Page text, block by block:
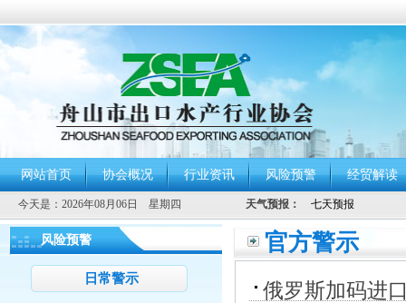
网站首页 协会概况 行业资讯 风险预警 经贸解读
今天是： 2026年08月06日 星期四 天气预报：
风险预警
日常警示
官方警示
俄罗斯加码进